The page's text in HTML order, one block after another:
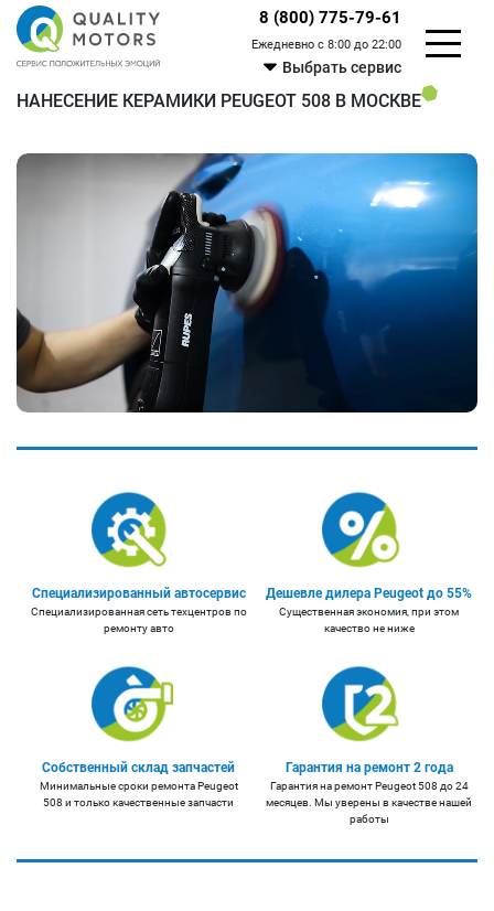
8 (800) 775-79-61
Ежедневно с 8:00 до 22:00
Выбрать сервис
НАНЕСЕНИЕ КЕРАМИКИ PEUGEOT 508 В МОСКВЕ
Специализированный автосервис
Специализированная сеть техцентров по
ремонту авто
Дешевле дилера Peugeot до 55%
Существенная экономия, при этом
качество не ниже
Собственный склад запчастей
Минимальные сроки ремонта Peugeot
508 и только качественные запчасти
Гарантия на ремонт 2 года
Гарантия на ремонт Peugeot 508 до 24
месяцев. Мы уверены в качестве нашей
работы